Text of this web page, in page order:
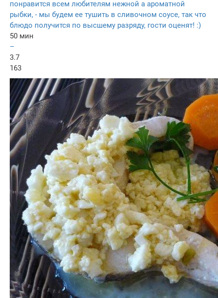
понравится всем любителям нежной а ароматной
рыбки, - мы будем ее тушить в сливочном соусе, так что
блюдо получится по высшему разряду, гости оценят! :)
50 мин
–
3.7
163